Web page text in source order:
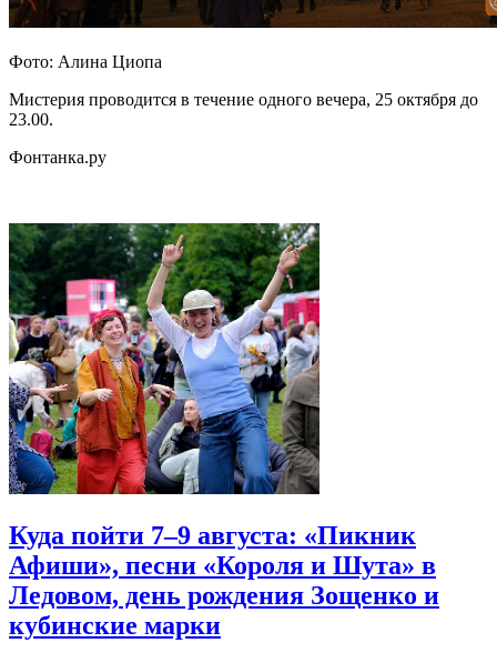
Фото: Алина Циопа
Мистерия проводится в течение одного вечера, 25 октября до
23.00.
Фонтанка.ру
Куда пойти 7–9 августа: «Пикник
Афиши», песни «Короля и Шута» в
Ледовом, день рождения Зощенко и
кубинские марки